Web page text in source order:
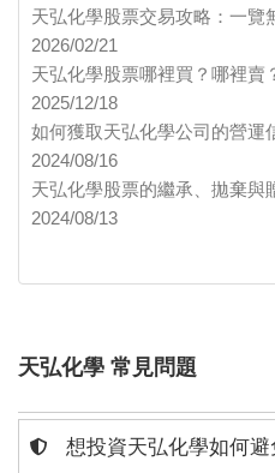
天弘化學股票交易攻略：一覽
2026/02/21
天弘化學股票哪裡買？哪裡
2025/12/18
如何獲取天弘化學公司的營運
2024/08/16
天弘化學股票的繼承、拋棄
2024/08/13
天弘化學 常見問題
想投資天弘化學如何避